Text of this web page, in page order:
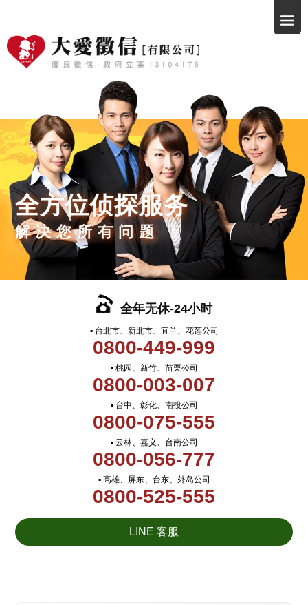
全方位侦探服务
解决您所有问题
全年无休-24小时
▪ 台北市、新北市、宜兰、花莲公司
0800-449-999
▪ 桃园、新竹、苗栗公司
0800-003-007
▪ 台中、彰化、南投公司
0800-075-555
▪ 云林、嘉义、台南公司
0800-056-777
▪ 高雄、屏东、台东、外岛公司
0800-525-555
LINE 客服